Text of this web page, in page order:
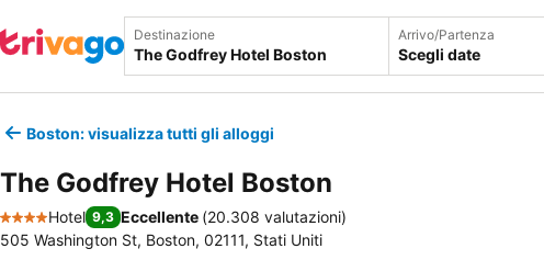
Destinazione Arrivo/Partenza
Scegli date
Boston: visualizza tutti gli alloggi
The Godfrey Hotel Boston
4 Stelle
Hotel 9,3 Eccellente (20.308 valutazioni)
505 Washington St, Boston, 02111, Stati Uniti